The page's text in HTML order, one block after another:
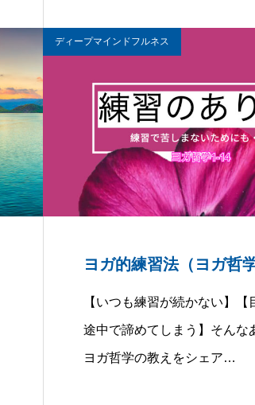
ディープマインドフルネス
ヨガ的練習法（ヨガ哲
【いつも練習が続かない】【
途中で諦めてしまう】そんな
ヨガ哲学の教えをシェア…